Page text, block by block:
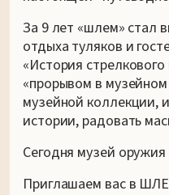
За 9 лет «шлем» стал
отдыха туляков и
«История
«прорывом в
музейной коллекции,
истории, радовать
Сегодня музей
Приглашаем вас в